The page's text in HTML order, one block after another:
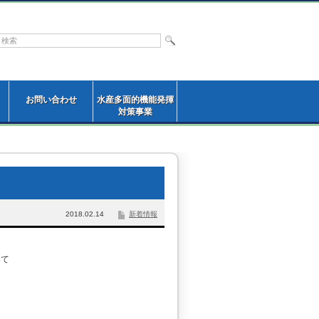
お問い合わせ
水産多面的機能発揮
対策事業
新着情報
2018.02.14